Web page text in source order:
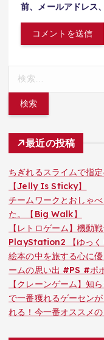
前、メールアドレス
最近の投稿
ちぎれるスライムで指
【Jelly Is Sticky】
チームワークとおしゃ
た。【Big Walk】
【レトロゲーム】機動
PlayStation2 【ゆっく
絵本の中を旅する心に
ームの思い出 #PS #ポ
【クレーンゲーム】知
で一番獲れるゲーセン
れる！今一番オススメの